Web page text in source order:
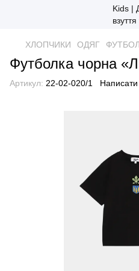
ХЛОПЧИКИ ОДЯГ
Футболка чорна
Артикул: 22-02-020/1 Написати